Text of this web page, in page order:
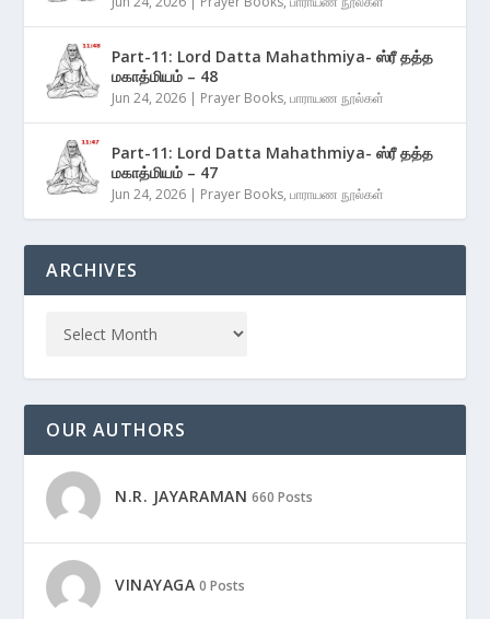
Part-11: Lord Datta Mahathmiya- ஸ்ரீ தத்த
மகாத்மியம் – 48
Jun 24, 2026 | Prayer Books,பாராயண நூல்கள்
Part-11: Lord Datta Mahathmiya- ஸ்ரீ தத்த
மகாத்மியம் – 47
Jun 24, 2026 | Prayer Books,பாராயண நூல்கள்
ARCHIVES
OUR AUTHORS
N.R. JAYARAMAN 660 Posts
VINAYAGA 0 Posts